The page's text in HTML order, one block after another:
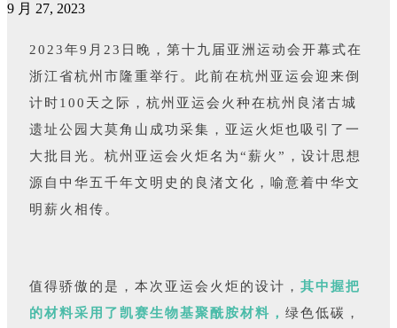
9 月 27, 2023
2023年9月23日晚，第十九届亚洲运动会开幕式在
浙江省杭州市隆重举行。此前在杭州亚运会迎来倒
计时100天之际，杭州亚运会火种在杭州良渚古城
遗址公园大莫角山成功采集，亚运火炬也吸引了一
大批目光。杭州亚运会火炬名为“薪火”，设计思想
源自中华五千年文明史的良渚文化，喻意着中华文
明薪火相传。
值得骄傲的是，本次亚运会火炬的设计， 其中握把
的材料采用了凯赛生物基聚酰胺材料， 绿色低碳，